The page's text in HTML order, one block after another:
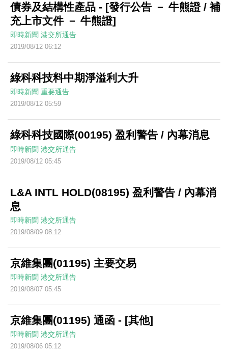
債券及結構性產品 - [發行公告 － 牛熊證 / 補
充上市文件 － 牛熊證]
即時新聞 港交所通告
2019/08/12 06:12
綠科科技料中期淨溢利大升
即時新聞 重要通告
2019/08/12 05:59
綠科科技國際(00195) 盈利警告 / 內幕消息
即時新聞 港交所通告
2019/08/12 05:45
L&A INTL HOLD(08195) 盈利警告 / 內幕消
息
即時新聞 港交所通告
2019/08/09 08:12
京維集團(01195) 主要交易
即時新聞 港交所通告
2019/08/07 05:45
京維集團(01195) 通函 - [其他]
即時新聞 港交所通告
2019/08/06 05:12